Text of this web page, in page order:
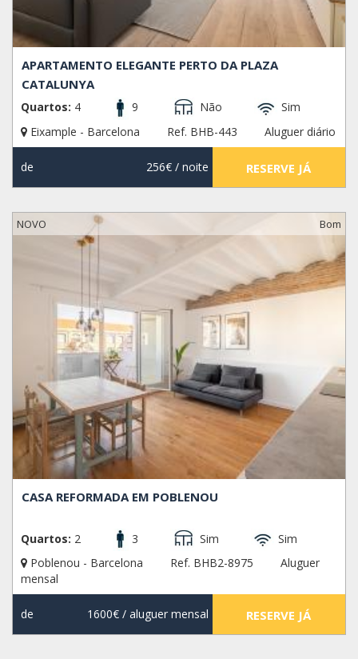
APARTAMENTO ELEGANTE PERTO DA PLAZA
CATALUNYA
Quartos: 4 9 Não
Sim
Eixample - Barcelona
Ref. BHB-443 Aluguer diário
de 256€/ noite RESERVE JÁ
NOVO Bom
CASA REFORMADA EM POBLENOU
Quartos: 2 3 Sim
Sim
Poblenou - Barcelona
Ref. BHB2-8975
Aluguer
mensal
de 1600€/ aluguer mensal RESERVE JÁ